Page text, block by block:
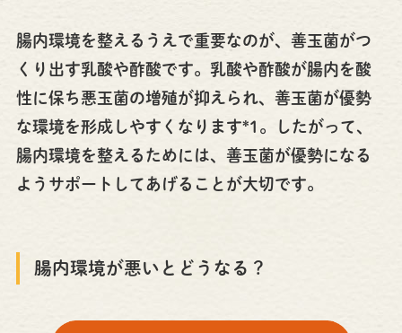
腸内環境を整えるうえで重要なのが、善玉菌がつ
くり出す乳酸や酢酸です。乳酸や酢酸が腸内を酸
性に保ち悪玉菌の増殖が抑えられ、善玉菌が優勢
な環境を形成しやすくなります*1。したがって、
腸内環境を整えるためには、善玉菌が優勢になる
ようサポートしてあげることが大切です。
腸内環境が悪いとどうなる？